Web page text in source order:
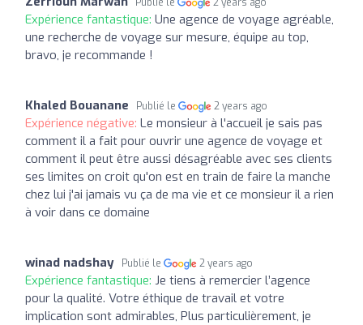
Expérience fantastique: Une agence de voyage agréable,
une recherche de voyage sur mesure, équipe au top,
bravo, je recommande !
Khaled Bouanane Publié le 2 years ago
Expérience négative: Le monsieur à l'accueil je sais pas
comment il a fait pour ouvrir une agence de voyage et
comment il peut être aussi désagréable avec ses clients
ses limites on croit qu'on est en train de faire la manche
chez lui j'ai jamais vu ça de ma vie et ce monsieur il a rien
à voir dans ce domaine
winad nadshay Publié le 2 years ago
Expérience fantastique: Je tiens à remercier l’agence
pour la qualité. Votre éthique de travail et votre
implication sont admirables, Plus particulièrement, je